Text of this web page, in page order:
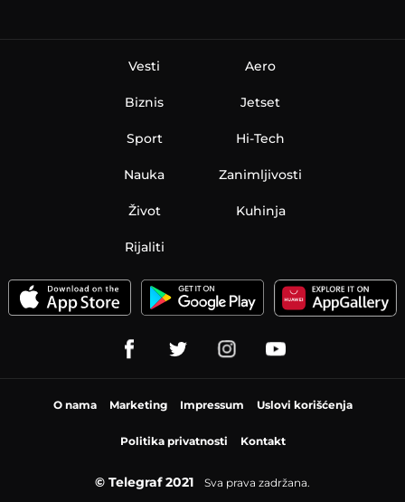
Vesti
Biznis
Sport
Nauka
Aero
Jetset
Hi-Tech
Zanimljivosti
Život Kuhinja
Rijaliti
O nama Marketing Impressum Uslovi korišćenja
Politika privatnosti Kontakt
© Telegraf 2021 Sva prava zadržana.